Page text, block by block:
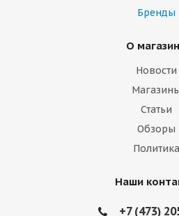
Бренды
О
Новости
Статьи
Обзоры
Политика
Наши
+7 (473)